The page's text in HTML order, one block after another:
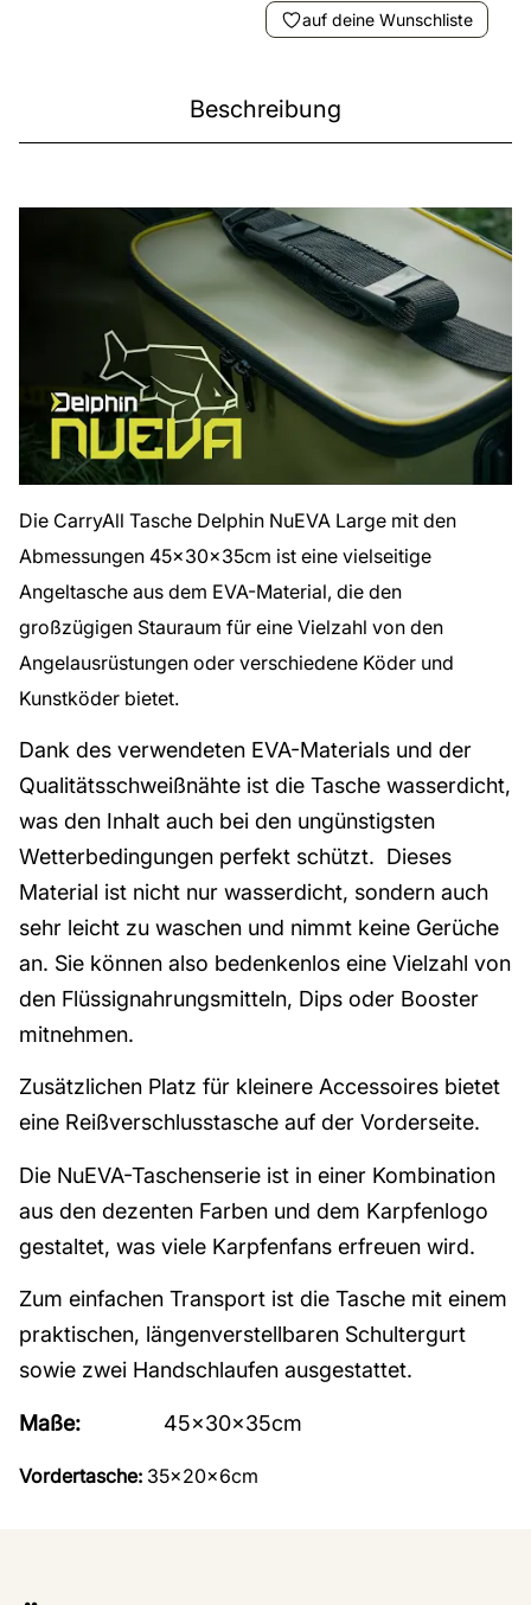
auf deine Wunschliste
Beschreibung
Die CarryAll Tasche Delphin NuEVA Large mit den
Abmessungen 45x30x35cm ist eine vielseitige
Angeltasche aus dem EVA-Material, die den
großzügigen Stauraum für eine Vielzahl von den
Angelausrüstungen oder verschiedene Köder und
Kunstköder bietet.
Dank des verwendeten EVA-Materials und der
Qualitätsschweißnähte ist die Tasche wasserdicht,
was den Inhalt auch bei den ungünstigsten
Wetterbedingungen perfekt schützt. Dieses
Material ist nicht nur wasserdicht, sondern auch
sehr leicht zu waschen und nimmt keine Gerüche
an. Sie können also bedenkenlos eine Vielzahl von
den Flüssignahrungsmitteln, Dips oder Booster
mitnehmen.
Zusätzlichen Platz für kleinere Accessoires bietet
eine Reißverschlusstasche auf der Vorderseite.
Die NuEVA-Taschenserie ist in einer Kombination
aus den dezenten Farben und dem Karpfenlogo
gestaltet, was viele Karpfenfans erfreuen wird.
Zum einfachen Transport ist die Tasche mit einem
praktischen, längenverstellbaren Schultergurt
sowie zwei Handschlaufen ausgestattet.
Maße: 45x30x35cm
Vordertasche: 35x20x6cm